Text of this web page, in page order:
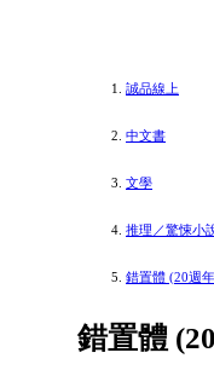
誠品線上
中文書
文學
推理／驚悚小
錯置體 (20週
錯置體